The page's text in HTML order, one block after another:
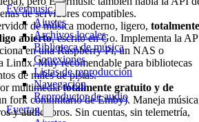
Evermusic
Ajustes
Archivos locales
Biblioteca de música
Conexiones
Listas de reproducción
Navegación
Reproductor de audio
Evertag
de servidores compatibles.
de música moderno, ligero, totalmente
abierto, escrito en Go. Implementa la
en una Raspberry Pi, un NAS o
Linux. Muy recomendable para bibliotecas
de miles de pistas.
multimediatotalmente gratuito y de
fork comunitario de Emby). Maneja
y audiolibros. Sin cuentas, sin telemetría,